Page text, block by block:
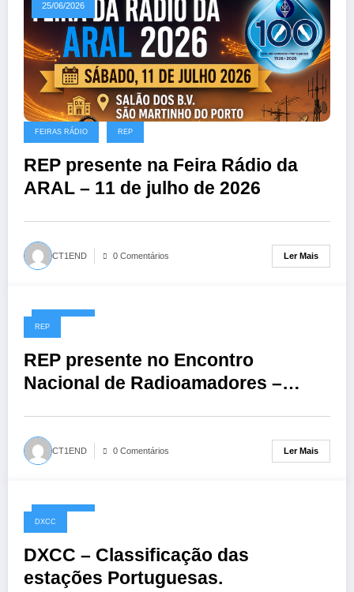
25/06/2026
FEIRAS RÁDIO REP
REP presente na Feira Rádio da
ARAL – 11 de julho de 2026
CT1END 0 Comentários Ler Mais
01/06/2026
REP
REP presente no Encontro
Nacional de Radioamadores –
CT1END 0 Comentários Ler Mais
10/05/2026
DXCC
DXCC – Classificação das
estações Portuguesas.